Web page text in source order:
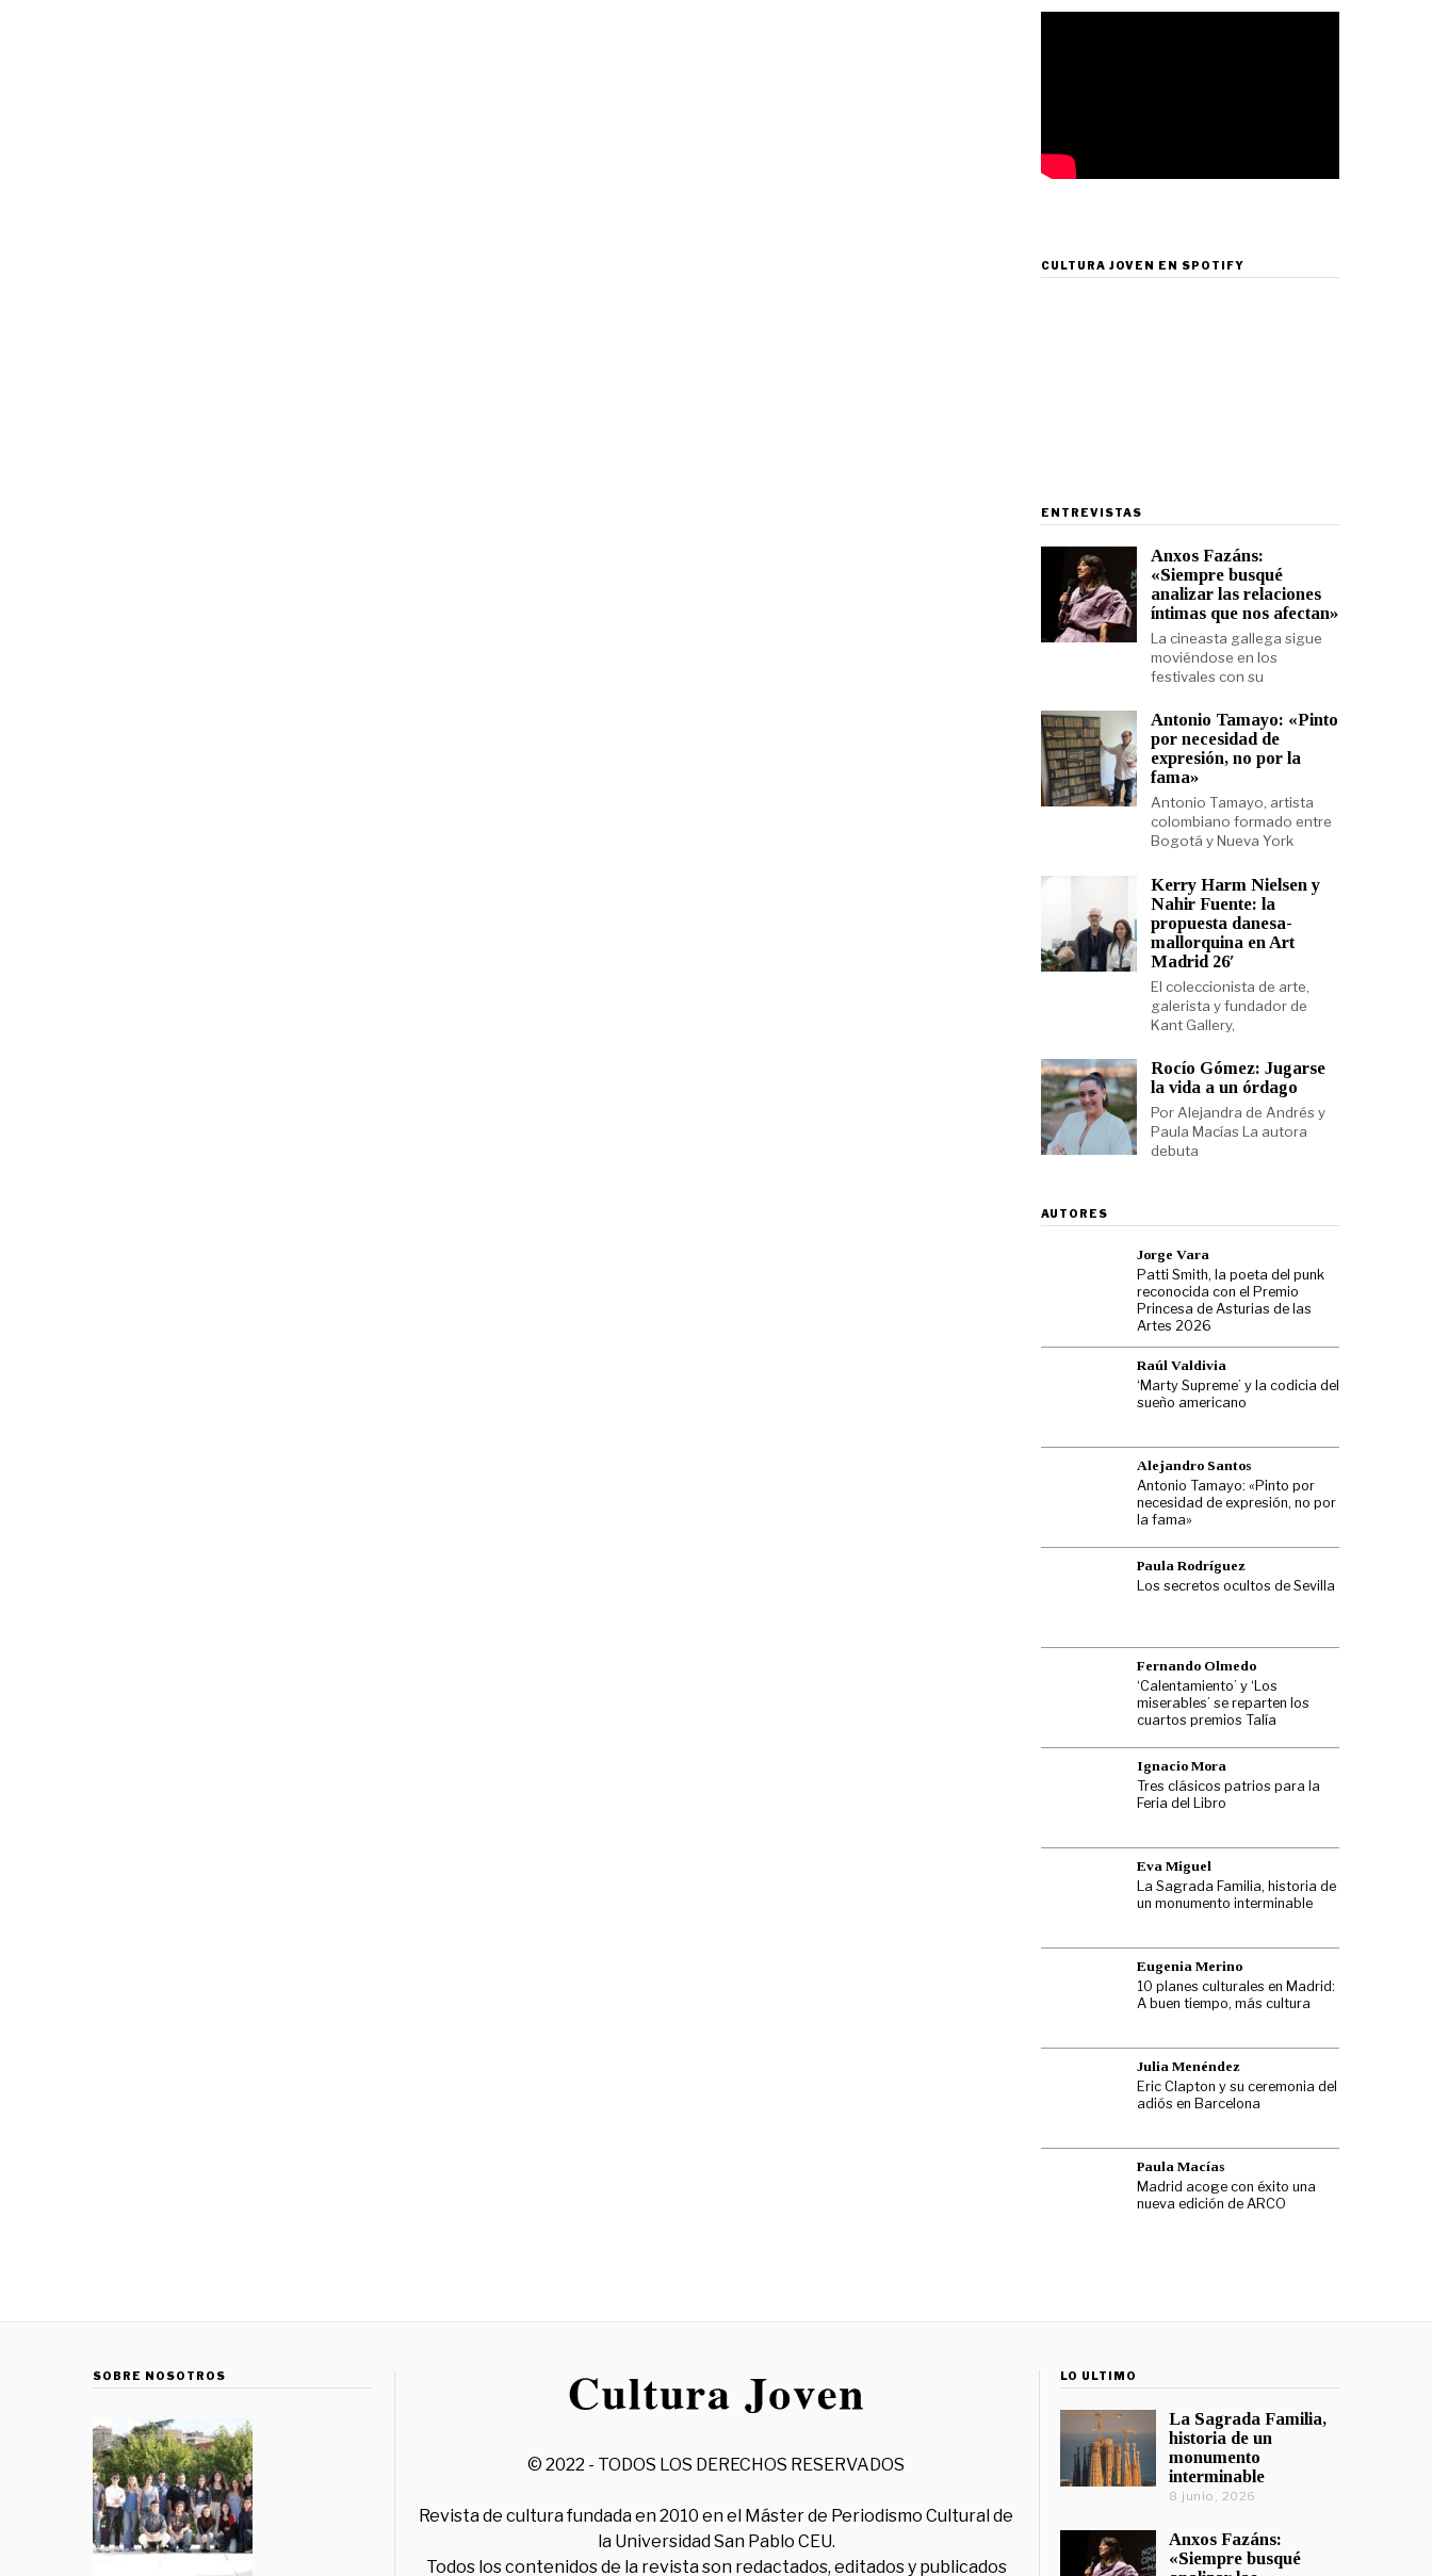
CULTURA JOVEN EN SPOTIFY
ENTREVISTAS
Anxos Fazáns:
«Siempre busqué
analizar las relaciones
íntimas que nos afectan»
La cineasta gallega sigue
moviéndose en los
festivales con su
Antonio Tamayo: «Pinto
por necesidad de
expresión, no por la
fama»
Antonio Tamayo, artista
colombiano formado entre
Bogotá y Nueva York
Kerry Harm Nielsen y
Nahir Fuente: la
propuesta danesa-
mallorquina en Art
Madrid 26′
El coleccionista de arte,
galerista y fundador de
Kant Gallery,
Rocío Gómez: Jugarse
la vida a un órdago
Por Alejandra de Andrés y
Paula Macías La autora
debuta
AUTORES
Jorge Vara
Patti Smith, la poeta del punk
reconocida con el Premio
Princesa de Asturias de las
Artes 2026
Raúl Valdivia
‘Marty Supreme’ y la codicia del
sueño americano
Alejandro Santos
Antonio Tamayo: «Pinto por
necesidad de expresión, no por
la fama»
Paula Rodríguez
Los secretos ocultos de Sevilla
Fernando Olmedo
‘Calentamiento’ y ‘Los
miserables’ se reparten los
cuartos premios Talía
Ignacio Mora
Tres clásicos patrios para la
Feria del Libro
Eva Miguel
La Sagrada Familia, historia de
un monumento interminable
Eugenia Merino
10 planes culturales en Madrid:
A buen tiempo, más cultura
Julia Menéndez
Eric Clapton y su ceremonia del
adiós en Barcelona
Paula Macías
Madrid acoge con éxito una
nueva edición de ARCO
SOBRE NOSOTROS
© 2022 - TODOS LOS DERECHOS RESERVADOS
Revista de cultura fundada en 2010 en el Máster de Periodismo Cultural de
la Universidad San Pablo CEU.
Todos los contenidos de la revista son redactados, editados y publicados
LO ÚLTIMO
La Sagrada Familia,
historia de un
monumento
interminable
8 junio, 2026
Anxos Fazáns:
«Siempre busqué